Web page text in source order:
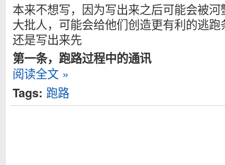
本来不想写，因为写出来之后可能会被
大批人，可能会给他们创造更有利的逃
还是写出来先
第一条，跑路过程中的通讯
阅读全文 »
Tags: 跑路